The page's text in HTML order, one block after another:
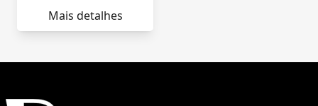
Mais detalhes